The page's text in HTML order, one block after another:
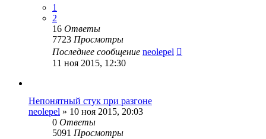
1
2
16 Ответы
7723 Просмотры
Последнее сообщение neolepel
11 ноя 2015, 12:30
Непонятный стук при разгоне
neolepel » 10 ноя 2015, 20:03
0 Ответы
5091 Просмотры